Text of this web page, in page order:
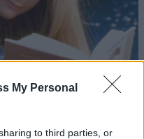
My Personal
to third parties, or